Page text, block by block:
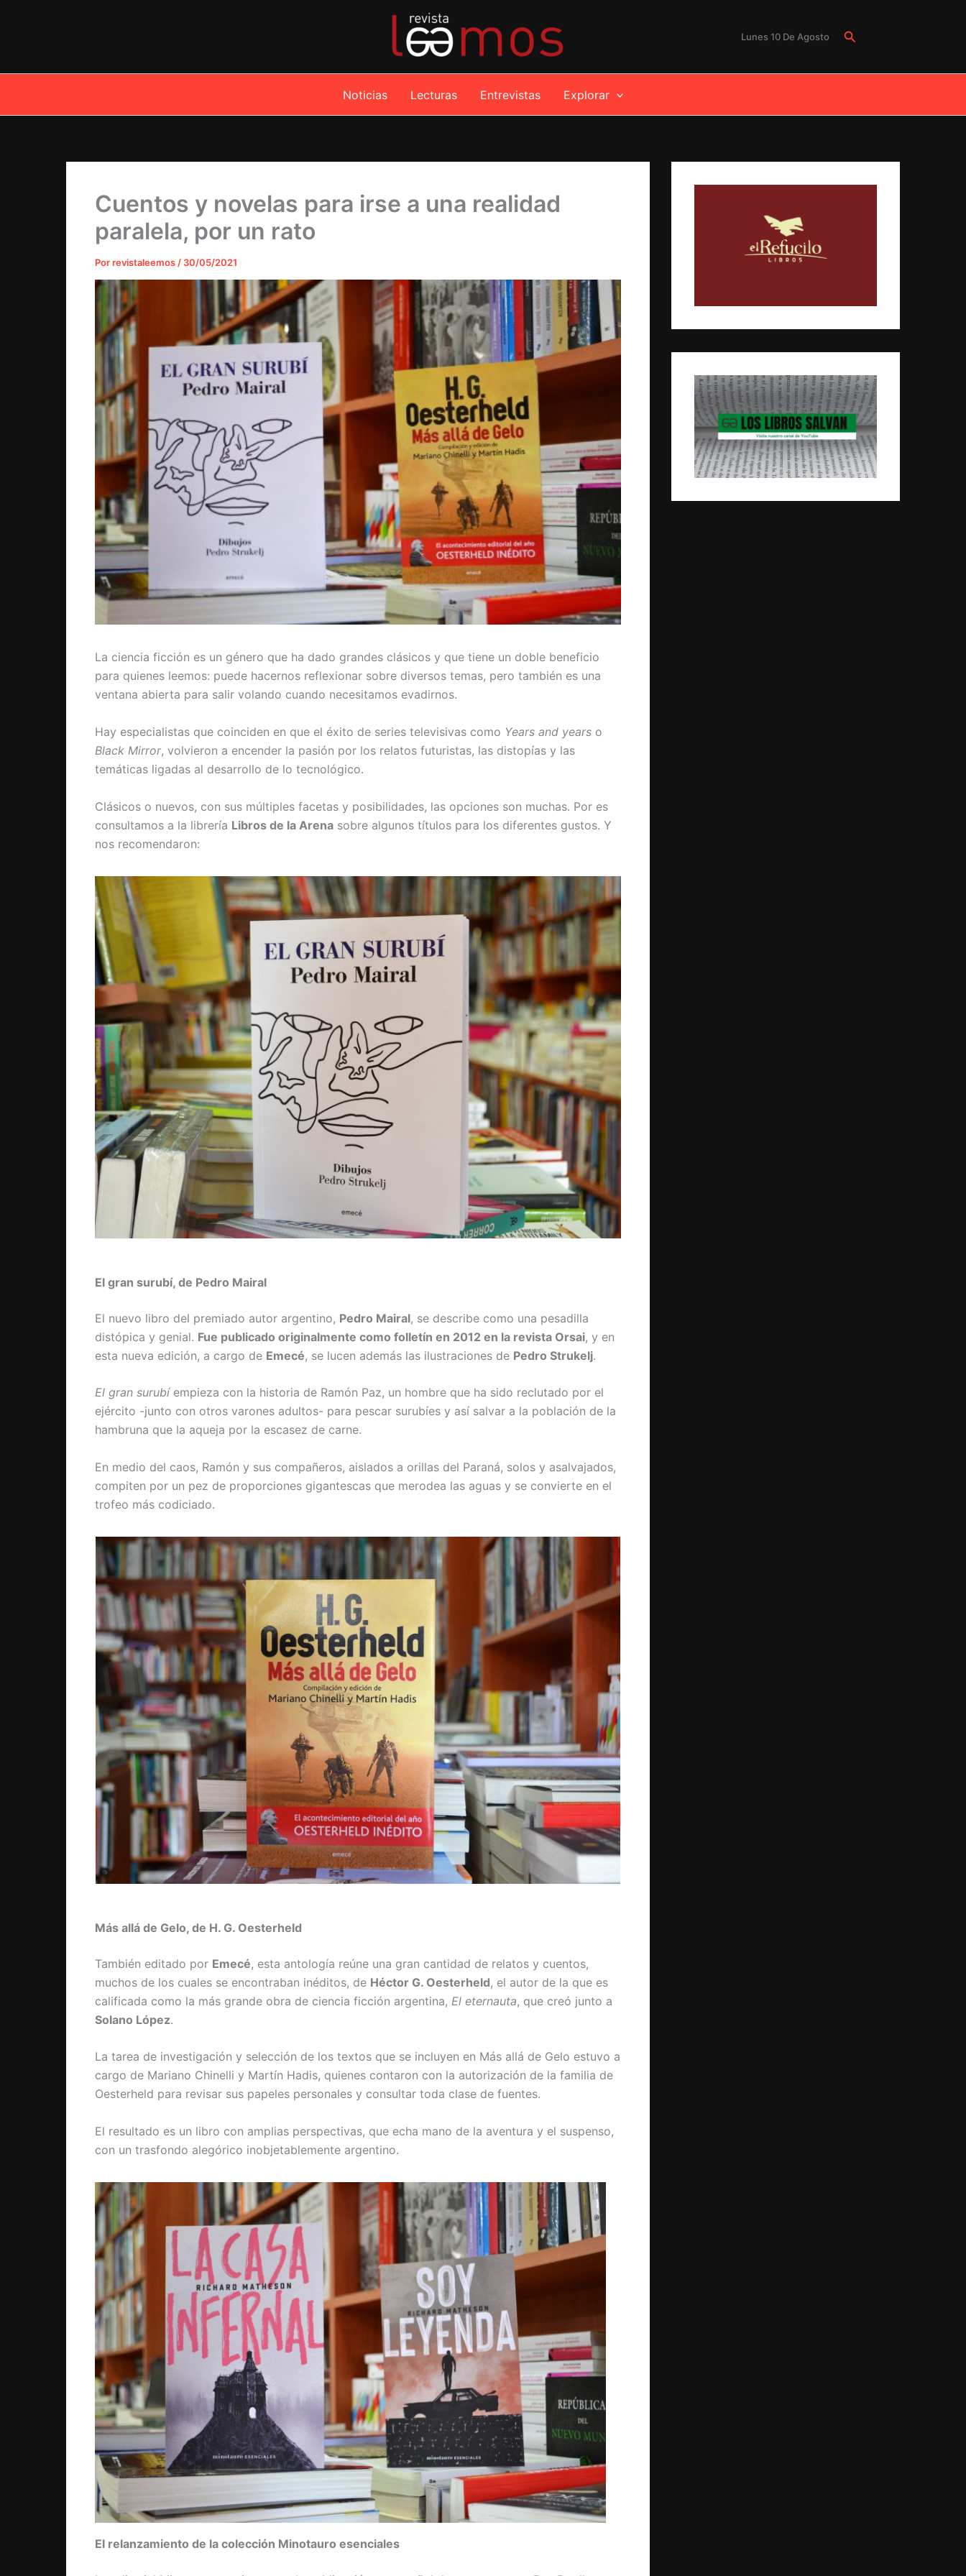
Lunes 10 De Agosto Buscar
Noticias Lecturas Entrevistas Explorar
Cuentos y novelas para irse a una realidad
paralela, por un rato
Porrevistaleemos / 30/05/2021
La ciencia ficción es un género que ha dado grandes clásicos y que tiene un doble beneficio
para quienes leemos: puede hacernos reflexionar sobre diversos temas, pero también es una
ventana abierta para salir volando cuando necesitamos evadirnos.
Hay especialistas que coinciden en que el éxito de series televisivas como Years and years o
Black Mirror, volvieron a encender la pasión por los relatos futuristas, las distopías y las
temáticas ligadas al desarrollo de lo tecnológico.
Clásicos o nuevos, con sus múltiples facetas y posibilidades, las opciones son muchas. Por es
consultamos a la librería Libros de la Arena sobre algunos títulos para los diferentes gustos. Y
nos recomendaron:
El gran surubí, de Pedro Mairal
El nuevo libro del premiado autor argentino, Pedro Mairal, se describe como una pesadilla
distópica y genial. Fue publicado originalmente como folletín en 2012 en la revista Orsai, y en
esta nueva edición, a cargo de Emecé, se lucen además las ilustraciones de Pedro Strukelj.
El gran surubíempieza con la historia de Ramón Paz, un hombre que ha sido reclutado por el
ejército -junto con otros varones adultos- para pescar surubíes y así salvar a la población de la
hambruna que la aqueja por la escasez de carne.
En medio del caos, Ramón y sus compañeros, aislados a orillas del Paraná, solos y asalvajados,
compiten por un pez de proporciones gigantescas que merodea las aguas y se convierte en el
trofeo más codiciado.
Más allá de Gelo, de H. G. Oesterheld
También editado por Emecé, esta antología reúne una gran cantidad de relatos y cuentos,
muchos de los cuales se encontraban inéditos, de Héctor G. Oesterheld, el autor de la que es
calificada como la más grande obra de ciencia ficción argentina, El eternauta, que creó junto a
Solano López.
La tarea de investigación y selección de los textos que se incluyen en Más allá de Gelo estuvo a
cargo de Mariano Chinelli y Martín Hadis, quienes contaron con la autorización de la familia de
Oesterheld para revisar sus papeles personales y consultar toda clase de fuentes.
El resultado es un libro con amplias perspectivas, que echa mano de la aventura y el suspenso,
con un trasfondo alegórico inobjetablemente argentino.
El relanzamiento de la colección Minotauro esenciales